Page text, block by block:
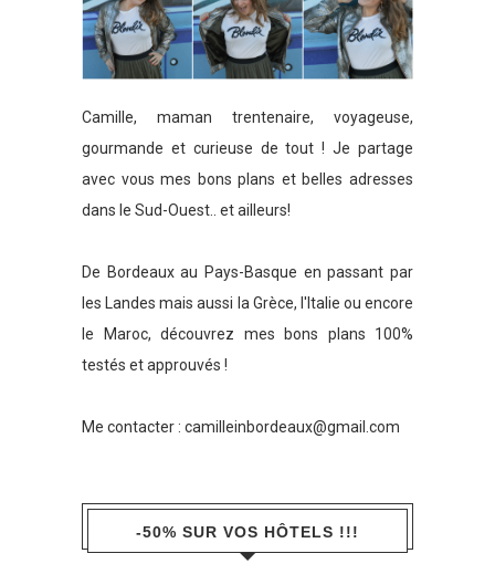
Camille, maman trentenaire, voyageuse,
gourmande et curieuse de tout ! Je partage
avec vous mes bons plans et belles adresses
dans le Sud-Ouest.. et ailleurs!
De Bordeaux au Pays-Basque en passant par
les Landes mais aussi la Grèce, l'Italie ou encore
le Maroc, découvrez mes bons plans 100%
testés et approuvés !
Me contacter : camilleinbordeaux@gmail.com
-50% SUR VOS HÔTELS !!!